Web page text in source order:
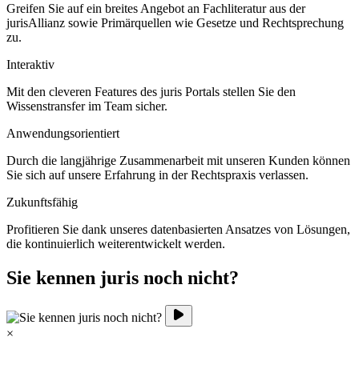
Greifen Sie auf ein breites Angebot an Fachliteratur aus der
jurisAllianz sowie Primärquellen wie Gesetze und Rechtsprechung
zu.
Interaktiv
Mit den cleveren Features des juris Portals stellen Sie den
Wissenstransfer im Team sicher.
Anwendungsorientiert
Durch die langjährige Zusammenarbeit mit unseren Kunden können
Sie sich auf unsere Erfahrung in der Rechtspraxis verlassen.
Zukunftsfähig
Profitieren Sie dank unseres datenbasierten Ansatzes von Lösungen,
die kontinuierlich weiterentwickelt werden.
Sie kennen juris noch nicht?
×